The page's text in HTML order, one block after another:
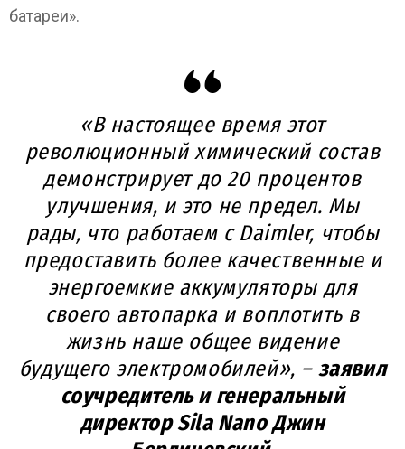
батареи».
«В настоящее время этот
революционный химический состав
демонстрирует до 20 процентов
улучшения, и это не предел. Мы
рады, что работаем с Daimler, чтобы
предоставить более качественные и
энергоемкие аккумуляторы для
своего автопарка и воплотить в
жизнь наше общее видение
будущего электромобилей», – заявил
соучредитель и генеральный
директор Sila Nano Джин